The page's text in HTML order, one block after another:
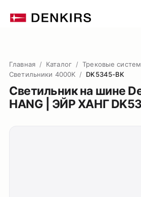
Главная / Каталог / Трековые
Светильники 4000K / DK5345-BK
Светильник на шине
HANG | ЭЙР ХАНГ